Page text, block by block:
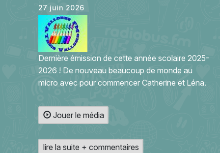
27 juin 2026
Dernière émission de cette année scolaire 2025-
2026 ! De nouveau beaucoup de monde au
micro avec pour commencer Catherine et Léna.
Jouer le média
lire la suite + commentaires